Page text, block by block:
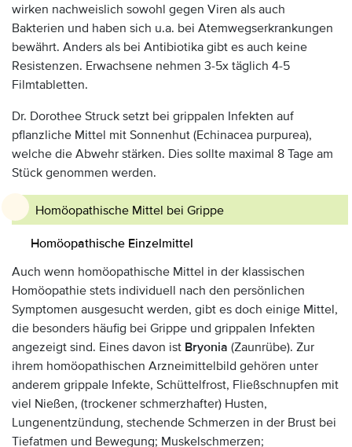
wirken nachweislich sowohl gegen Viren als auch
Bakterien und haben sich u.a. bei Atemwegserkrankungen
bewährt. Anders als bei Antibiotika gibt es auch keine
Resistenzen. Erwachsene nehmen 3-5x täglich 4-5
Filmtabletten.
Dr. Dorothee Struck setzt bei grippalen Infekten auf
pflanzliche Mittel mit Sonnenhut (Echinacea purpurea),
welche die Abwehr stärken. Dies sollte maximal 8 Tage am
Stück genommen werden.
Homöopathische Mittel bei Grippe
Homöopathische Einzelmittel
Auch wenn homöopathische Mittel in der klassischen
Homöopathie stets individuell nach den persönlichen
Symptomen ausgesucht werden, gibt es doch einige Mittel,
die besonders häufig bei Grippe und grippalen Infekten
angezeigt sind. Eines davon ist Bryonia (Zaunrübe). Zur
ihrem homöopathischen Arzneimittelbild gehören unter
anderem grippale Infekte, Schüttelfrost, Fließschnupfen mit
viel Nießen, (trockener schmerzhafter) Husten,
Lungenentzündung, stechende Schmerzen in der Brust bei
Tiefatmen und Bewegung; Muskelschmerzen;